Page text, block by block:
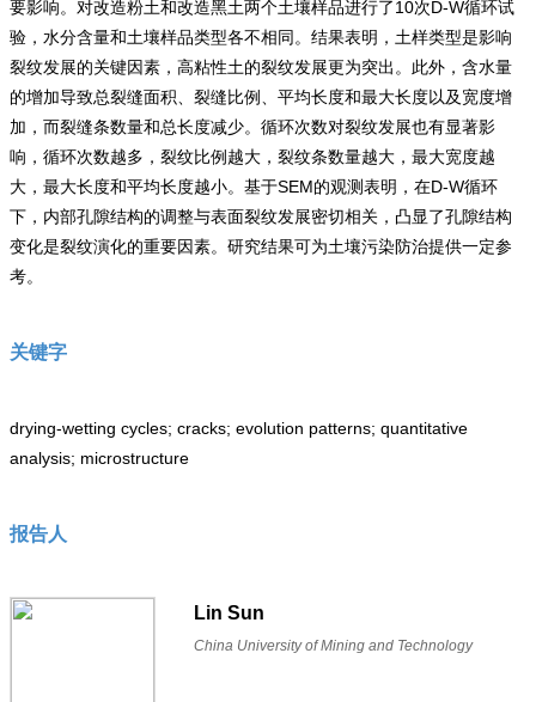
要影响。对改造粉土和改造黑土两个土壤样品进行了10次D-W循环试
验，水分含量和土壤样品类型各不相同。结果表明，土样类型是影响
裂纹发展的关键因素，高粘性土的裂纹发展更为突出。此外，含水量
的增加导致总裂缝面积、裂缝比例、平均长度和最大长度以及宽度增
加，而裂缝条数量和总长度减少。循环次数对裂纹发展也有显著影
响，循环次数越多，裂纹比例越大，裂纹条数量越大，最大宽度越
大，最大长度和平均长度越小。基于SEM的观测表明，在D-W循环
下，内部孔隙结构的调整与表面裂纹发展密切相关，凸显了孔隙结构
变化是裂纹演化的重要因素。研究结果可为土壤污染防治提供一定参
考。
关键字
drying-wetting cycles; cracks; evolution patterns; quantitative
analysis; microstructure
报告人
Lin Sun
China University of Mining and Technology